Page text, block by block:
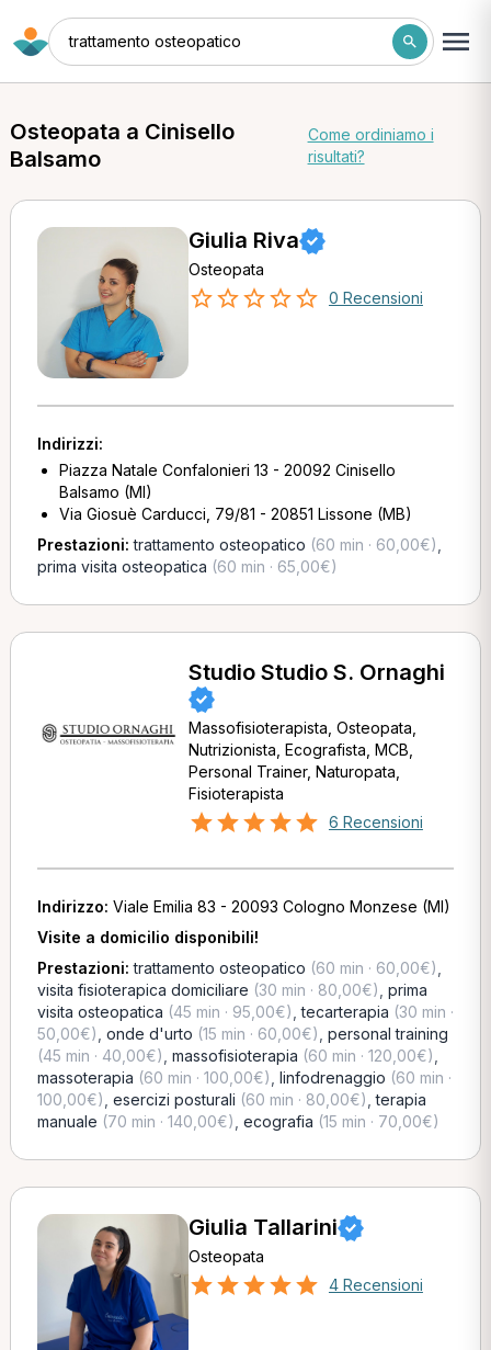
trattamento osteopatico
Osteopata a Cinisello
Balsamo
Come ordiniamo i
risultati?
Giulia Riva
Osteopata
0 Recensioni
Indirizzi:
Piazza Natale Confalonieri 13 - 20092 Cinisello
Balsamo (MI)
Via Giosuè Carducci, 79/81 - 20851 Lissone (MB)
Prestazioni:trattamento osteopatico (60 min · 60,00€)
prima visita osteopatica (60 min · 65,00€)
Studio Studio S. Ornaghi
Massofisioterapista, Osteopata,
Nutrizionista, Ecografista, MCB,
Personal Trainer, Naturopata,
Fisioterapista
6 Recensioni
Indirizzo: Viale Emilia 83 - 20093 Cologno Monzese (MI)
Visite a domicilio disponibili!
Prestazioni:trattamento osteopatico (60 min · 60,00€)
visita fisioterapica domiciliare (30 min · 80,00€) prima
visita osteopatica (45 min · 95,00€) ,tecarterapia (30 min ·
50,00€) onde d'urto (15 min · 60,00€) personal training
(45 min · 40,00€) massofisioterapia (60 min · 120,00€)
massoterapia (60 min · 100,00€) linfodrenaggio (60 min ·
100,00€) esercizi posturali (60 min · 80,00€) ,terapia
manuale (70 min · 140,00€) ecografia (15 min · 70,00€)
Giulia Tallarini
Osteopata
4 Recensioni